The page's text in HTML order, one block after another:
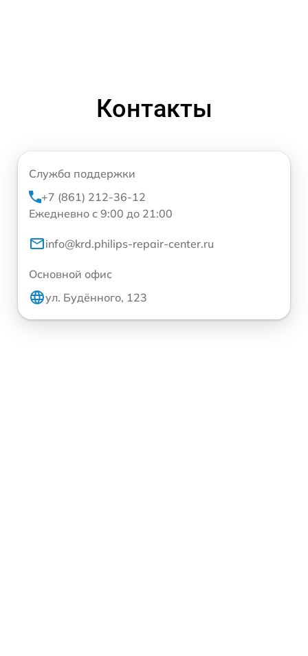
Контакты
Служба поддержки
+7 (861) 212-36-12
Ежедневно с 9:00 до 21:00
info@krd.philips-repair-center.ru
Основной офис
ул. Будённого, 123